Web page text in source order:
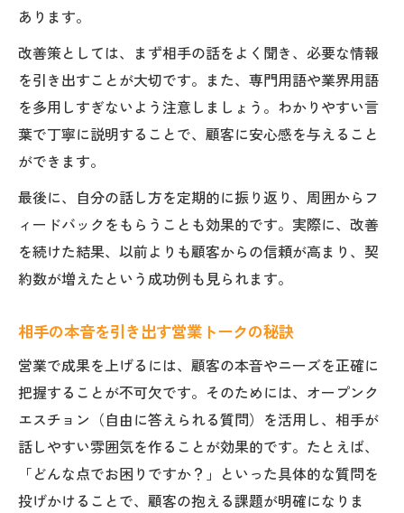
あります。
改善策としては、まず相手の話をよく聞き、必要な情報
を引き出すことが大切です。また、専門用語や業界用語
を多用しすぎないよう注意しましょう。わかりやすい言
葉で丁寧に説明することで、顧客に安心感を与えること
ができます。
最後に、自分の話し方を定期的に振り返り、周囲からフ
ィードバックをもらうことも効果的です。実際に、改善
を続けた結果、以前よりも顧客からの信頼が高まり、契
約数が増えたという成功例も見られます。
相手の本音を引き出す営業トークの秘訣
営業で成果を上げるには、顧客の本音やニーズを正確に
把握することが不可欠です。そのためには、オープンク
エスチョン（自由に答えられる質問）を活用し、相手が
話しやすい雰囲気を作ることが効果的です。たとえば、
「どんな点でお困りですか？」といった具体的な質問を
投げかけることで、顧客の抱える課題が明確になりま